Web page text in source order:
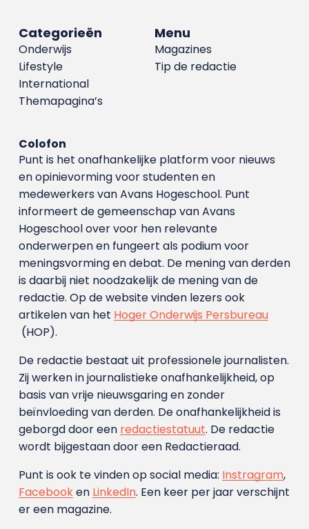
Menu
Magazines
Tip de redactie
Categorieën
Onderwijs
Lifestyle
International
Themapagina’s
Colofon
Punt is het onafhankelijke platform voor nieuws
en opinievorming voor studenten en
medewerkers van Avans Hoge­school. Punt
informeert de gemeenschap van Avans
Hogeschool over voor hen relevante
onderwerpen en fungeert als podium voor
meningsvorming en debat. De mening van derden
is daarbij niet noodzakelijk de mening van de
redactie. Op de website vinden lezers ook
artikelen van het Hoger Onderwijs Persbureau
(HOP).
De redactie bestaat uit professionele journalisten.
Zij werken in journalistieke onafhankelijkheid, op
basis van vrije nieuwsgaring en zonder
beïnvloeding van derden. De onafhankelijkheid is
geborgd door een redactiestatuut. De redactie
wordt bijgestaan door een Redactieraad.
Punt is ook te vinden op social media: Instragram,
Facebooken LinkedIn. Een keer per jaar verschijnt
er een magazine.